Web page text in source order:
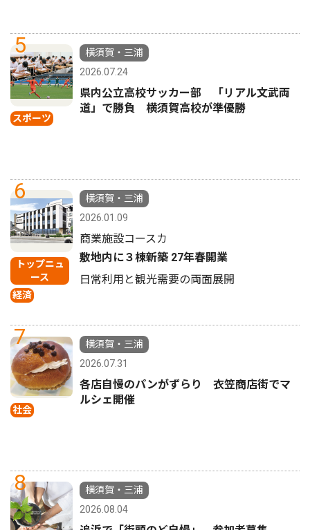
5
スポーツ
横須賀・三浦
2026.07.24
県内公立高校サッカー部 「リアル文武両
道」で勝負 横須賀高校が準優勝
6
トップニュ
ース
経済
横須賀・三浦
2026.01.09
商業施設コースカ
敷地内に３棟新築 27年春開業
日常利用と観光需要の両面展開
7
社会
横須賀・三浦
2026.07.31
各店自慢のパンがずらり 衣笠商店街でマ
ルシェ開催
8
横須賀・三浦
2026.08.04